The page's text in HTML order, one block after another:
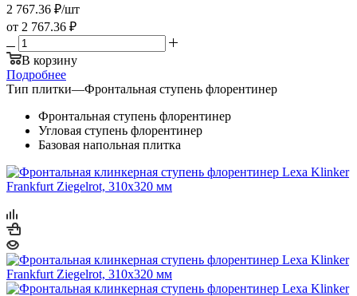
2 767.36 ₽/шт
от 2 767.36 ₽
В корзину
Подробнее
Тип плитки—Фронтальная ступень флорентинер
Фронтальная ступень флорентинер
Угловая ступень флорентинер
Базовая напольная плитка